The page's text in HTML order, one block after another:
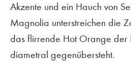
Akzente und ein Hauch von
Magnolia unterstreichen die
das flirrende Hot Orange der
diametral gegenübersteht.